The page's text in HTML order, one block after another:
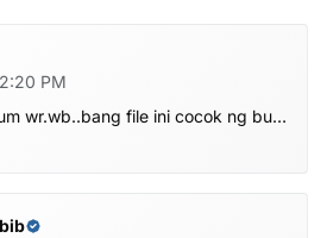
PM
wr.wb..bang file ini cocok ng buat
hbis frp vivo y04 mati...makasih